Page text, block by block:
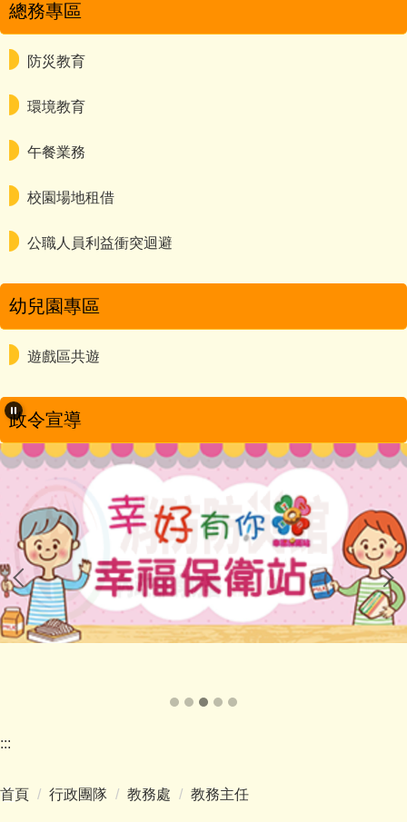
總務專區
防災教育
環境教育
午餐業務
校園場地租借
公職人員利益衝突迴避
幼兒園專區
遊戲區共遊
政令宣導
:::
首頁 行政團隊 教務處 教務主任